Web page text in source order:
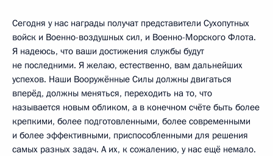
Сегодня у нас награды получат представители Сухопутных
войск и Военно-воздушных сил, и Военно-Морского Флота.
Я надеюсь, что ваши достижения службы будут
не последними. Я желаю, естественно, вам дальнейших
успехов. Наши Вооружённые Силы должны двигаться
вперёд, должны меняться, переходить на то, что
называется новым обликом, а в конечном счёте быть более
крепкими, более подготовленными, более современными
и более эффективными, приспособленными для решения
самых разных задач. А их, к сожалению, у нас ещё немало.